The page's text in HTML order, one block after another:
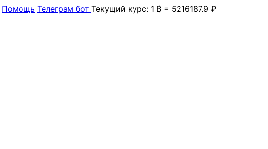
Помощь Телеграм бот Текущий курс: 1 ₿ = 5216187.9 ₽